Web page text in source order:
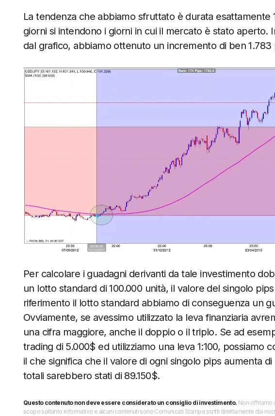
La tendenza che abbiamo sfruttato è durata esattamente
giorni si intendono i giorni in cui il mercato è stato aperto.
dal grafico, abbiamo ottenuto un incremento di ben 1.783
Per calcolare i guadagni derivanti da tale investimento
un lotto standard di 100.000 unità, il valore del singolo
riferimento il lotto standard abbiamo di conseguenza un
Ovviamente, se avessimo utilizzato la leva finanziaria
una cifra maggiore, anche il doppio o il triplo. Se ad
trading di 5.000$ ed utilizziamo una leva 1:100, possiamo
il che significa che il valore di ogni singolo pips aumenta
totali sarebbero stati di 89.150$.
Questo contenuto non deve essere considerato un consiglio di investimento. Non offriamo
scopo soltanto informativo e alcuni contenuti sono Comunicati Stampa scritti direttamente dai